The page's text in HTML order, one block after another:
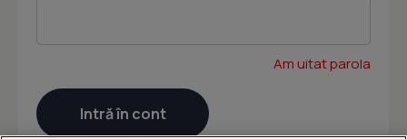
Am uitat parola